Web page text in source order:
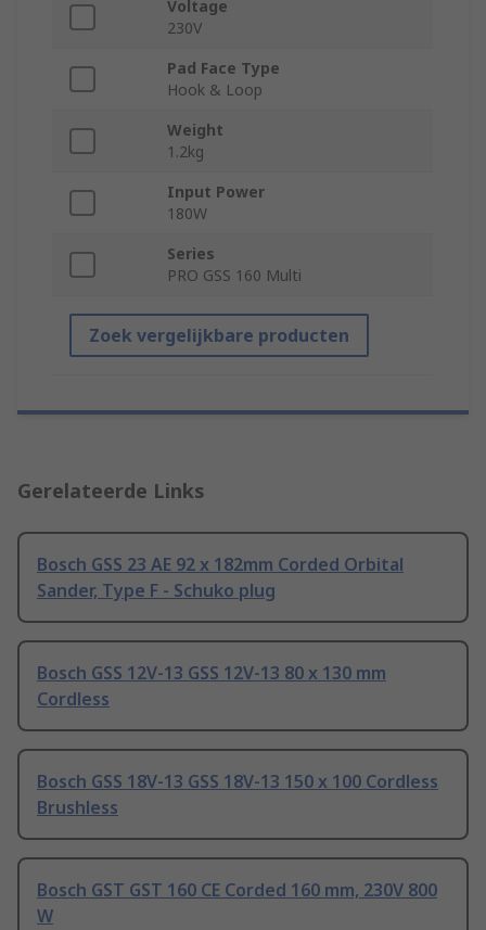
Voltage
230V
Pad Face Type
Hook & Loop
Weight
1.2kg
Input Power
180W
Series
PRO GSS 160 Multi
Zoek vergelijkbare producten
Gerelateerde Links
Bosch GSS 23 AE 92 x 182mm Corded Orbital
Sander, Type F - Schuko plug
Bosch GSS 12V-13 GSS 12V-13 80 x 130 mm
Cordless
Bosch GSS 18V-13 GSS 18V-13 150 x 100 Cordless
Brushless
Bosch GST GST 160 CE Corded 160 mm, 230V 800
W